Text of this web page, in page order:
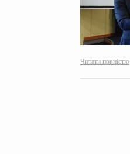
Читати повністю